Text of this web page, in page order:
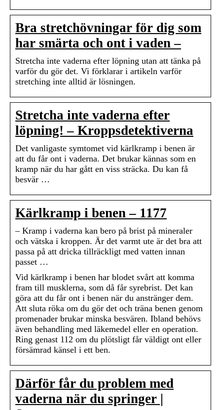
Bra stretchövningar för dig som
har smärta och ont i vaden –
Stretcha inte vaderna efter löpning utan att tänka på
varför du gör det. Vi förklarar i artikeln varför
stretching inte alltid är lösningen.
Stretcha inte vaderna efter
löpning! – Kroppsdetektiverna
Det vanligaste symtomet vid kärlkramp i benen är
att du får ont i vaderna. Det brukar kännas som en
kramp när du har gått en viss sträcka. Du kan få
besvär …
Kärlkramp i benen – 1177
– Kramp i vaderna kan bero på brist på mineraler
och vätska i kroppen. Är det varmt ute är det bra att
passa på att dricka tillräckligt med vatten innan
passet …
Vid kärlkramp i benen har blodet svårt att komma
fram till musklerna, som då får syrebrist. Det kan
göra att du får ont i benen när du anstränger dem.
Att sluta röka om du gör det och träna benen genom
promenader brukar minska besvären. Ibland behövs
även behandling med läkemedel eller en operation.
Ring genast 112 om du plötsligt får väldigt ont eller
försämrad känsel i ett ben.
Därför får du problem med
vaderna när du springer |